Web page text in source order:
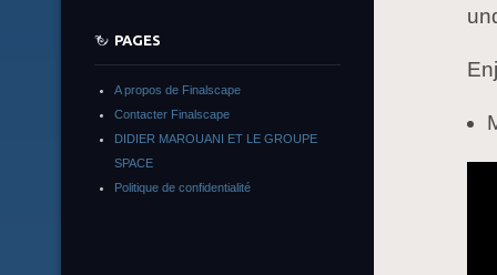
PAGES
A propos de Finalscape
Contacter Finalscape
DIDIER MAROUANI ET LE GROUPE
SPACE
Politique de confidentialité